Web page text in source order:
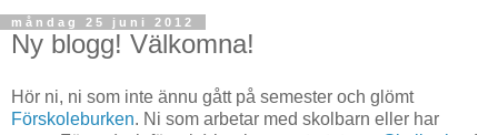
måndag 25 juni 2012
Ny blogg! Välkomna!
Hör ni, ni som inte ännu gått på semester och glömt
Förskoleburken. Ni som arbetar med skolbarn eller har